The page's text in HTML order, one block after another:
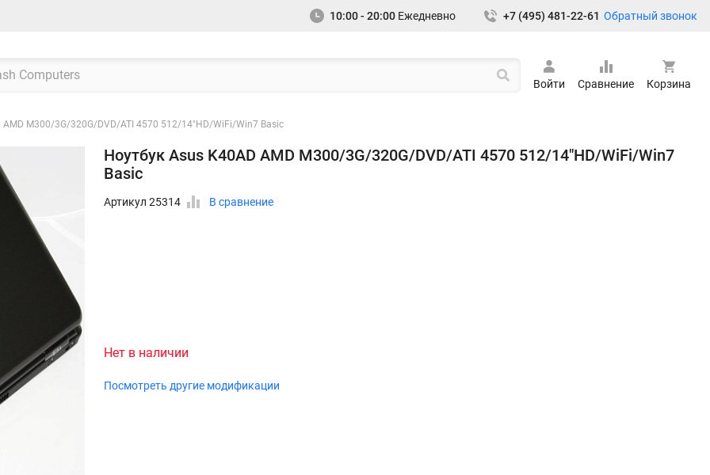
10:00 - 20:00 Ежедневно +7 (495) 481-22-61 Обратный звонок
Войти Сравнение Корзина
AMD M300/3G/320G/DVD/ATI 4570 512/14"HD/WiFi/Win7 Basic
Ноутбук Asus K40AD AMD M300/3G/320G/DVD/ATI 4570 512/14"HD/WiFi/Win7
Basic
Артикул 25314 В сравнение
Нет в наличии
Посмотреть другие модификации